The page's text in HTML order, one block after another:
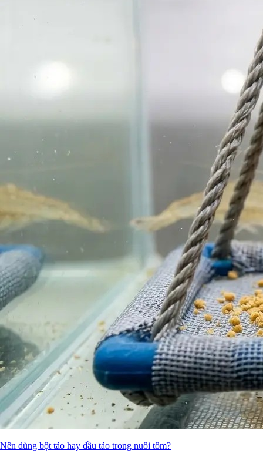
Nên dùng bột tảo hay dầu tảo trong nuôi tôm?